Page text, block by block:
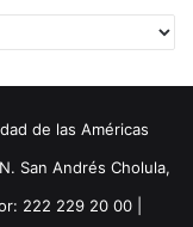
de las Américas
San Andrés Cholula,
222 229 20 00 |